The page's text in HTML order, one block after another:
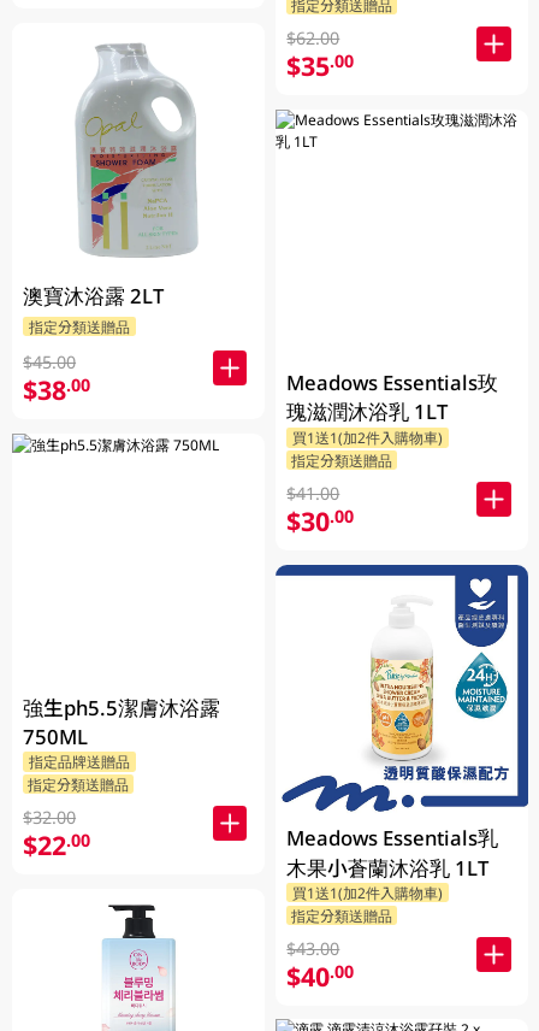
澳寶沐浴露 2LT
指定分類送贈品
$45.00
$38.00
強生ph5.5潔膚沐浴露
750ML
指定品牌送贈品
指定分類送贈品
$32.00
$22.00
指定分類送贈品
$62.00
$35.00
Meadows Essentials玫
瑰滋潤沐浴乳 1LT
買1送1(加2件入購物車)
指定分類送贈品
$41.00
$30.00
Meadows Essentials乳
木果小蒼蘭沐浴乳 1LT
買1送1(加2件入購物車)
指定分類送贈品
$43.00
$40.00